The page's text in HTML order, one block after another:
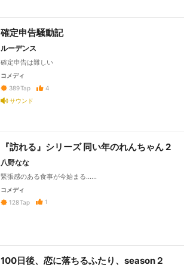
確定申告騒動記
ルーデンス
確定申告は難しい
コメディ
389Tap
4
サウンド
『訪れる』シリーズ 同い年のれんちゃん 2
八野なな
緊張感のある食事が今始まる……
コメディ
128Tap 1
100日後、恋に落ちるふたり、season２